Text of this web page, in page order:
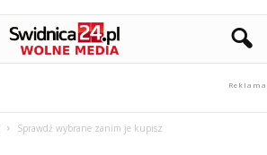
Sprawdź wybrane zanim je kupisz